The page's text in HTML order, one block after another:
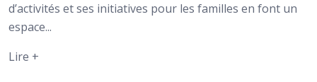
d’activités et ses initiatives pour les familles en font un
espace...
Lire +